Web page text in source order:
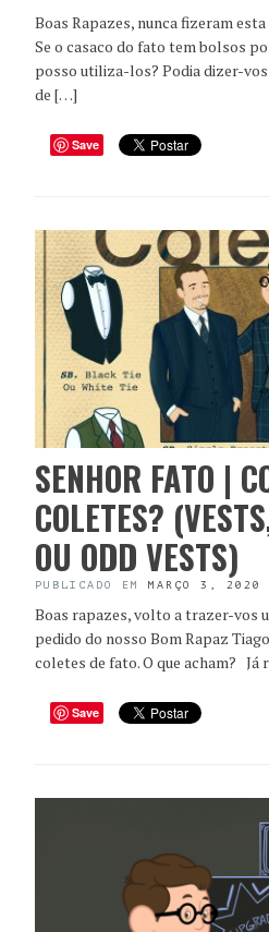
Boas Rapazes, nunca fizeram
Se o casaco do fato tem bolsos
posso utiliza-los? Podia dizer-
de […]
Save
SENHOR FATO |
COLETES?
OU ODD VESTS)
PUBLICADO EM MARÇO 3, 2020
Boas rapazes, volto a trazer-vos
pedido do nosso Bom Rapaz
coletes de fato. O que acham? Já
Save